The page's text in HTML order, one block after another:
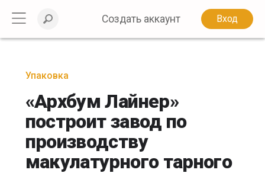
Создать аккаунт Вход
Упаковка
«Архбум Лайнер»
построит завод по
производству
макулатурного тарного